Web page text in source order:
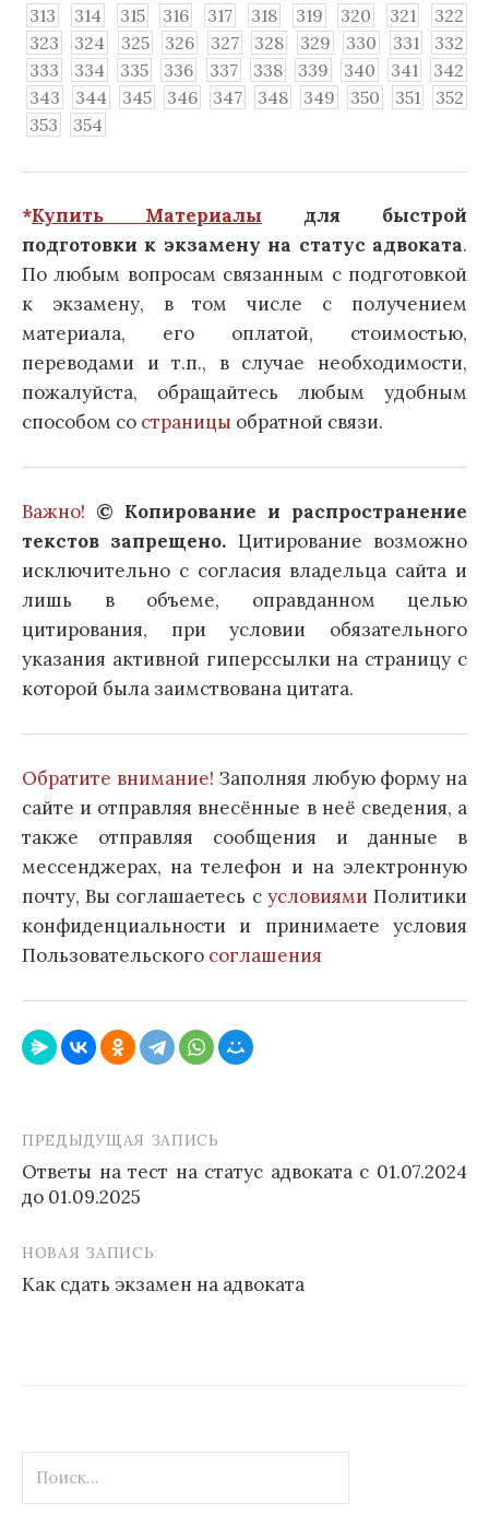
313
314 315 316 317 318 319 320 321
322
323
324 325 326 327 328 329 330 331
332
333
334 335 336 337 338 339 340 341
342
343
344 345 346 347 348 349 350 351
352
353
354
*Купить Материалы для быстрой
подготовки к экзамену на статус адвоката.
По любым вопросам связанным с подготовкой
к экзамену, в том числе с получением
материала, его оплатой, стоимостью,
переводами и т.п., в случае необходимости,
пожалуйста, обращайтесь любым удобным
способом со страницы обратной связи.
Важно! © Копирование и распространение
текстов запрещено. Цитирование возможно
исключительно с согласия владельца сайта и
лишь в объеме, оправданном целью
цитирования, при условии обязательного
указания активной гиперссылки на страницу с
которой была заимствована цитата.
Обратите внимание! Заполняя любую форму на
сайте и отправляя внесённые в неё сведения, а
также отправляя сообщения и данные в
мессенджерах, на телефон и на электронную
почту, Вы соглашаетесь с условиями Политики
конфиденциальности и принимаете условия
Пользовательского соглашения
Навигация
по
ПРЕДЫДУЩАЯ ЗАПИСЬ
Ответы на тест на статус адвоката с 01.07.2024
до 01.09.2025
НОВАЯ ЗАПИСЬ
Как сдать экзамен на адвоката